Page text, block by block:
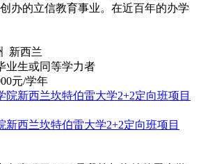
办的立信教育事业。在近百年的办学
新西兰
业生或同等学力者
元/学年
新西兰坎特伯雷大学2+2定向班项目